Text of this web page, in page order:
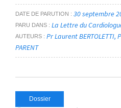
DATE DE PARUTION 30 septembre
PARU DANS La Lettre du
AUTEURS Pr Laurent BERTOLETTI
PARENT
Dossier